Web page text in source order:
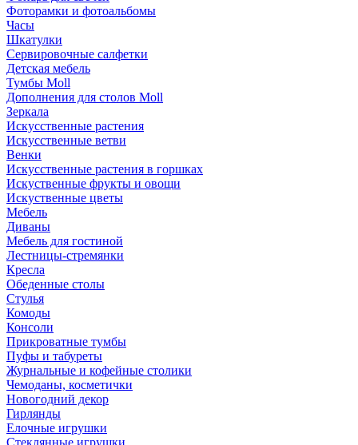
Фоторамки и фотоальбомы
Часы
Шкатулки
Сервировочные салфетки
Детская мебель
Тумбы Moll
Дополнения для столов Moll
Зеркала
Искусственные растения
Искусственные ветви
Венки
Искусственные растения в горшках
Искуственные фрукты и овощи
Искуственные цветы
Мебель
Диваны
Мебель для гостиной
Лестницы-стремянки
Кресла
Обеденные столы
Стулья
Комоды
Консоли
Прикроватные тумбы
Пуфы и табуреты
Журнальные и кофейные столики
Чемоданы, косметички
Новогодний декор
Гирлянды
Елочные игрушки
Стеклянные игрушки